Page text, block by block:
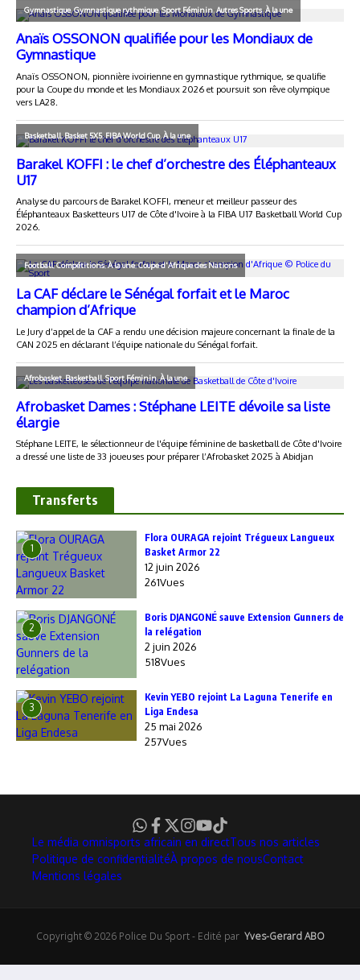
Transferts
1
Flora OURAGA rejoint Trégueux Langueux
Basket Armor 22
12 juin 2026
261Vues
2
Boris DJANGONÉ sauve Extension Gunners de
la relégation
2 juin 2026
518Vues
3
Kevin YEBO rejoint La Laguna Tenerife en
Liga Endesa
25 mai 2026
257Vues
Le média omnisports africain en directTous nos articles
Politique de confidentialitéÀ propos de nousContact
Mentions légales
Copyright © 2026 Police Du Sport - Edité par Yves-Gerard ABO